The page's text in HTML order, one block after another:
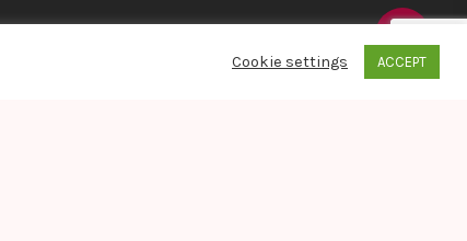
Cookie settings ACCEPT